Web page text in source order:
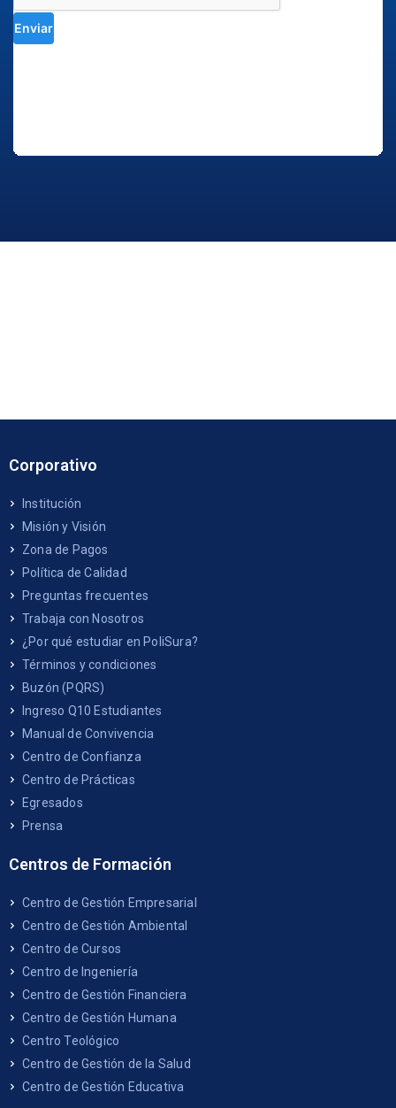
Corporativo
Institución
Misión y Visión
Zona de Pagos
Política de Calidad
Preguntas frecuentes
Trabaja con Nosotros
¿Por qué estudiar en PoliSura?
Términos y condiciones
Buzón (PQRS)
Ingreso Q10 Estudiantes
Manual de Convivencia
Centro de Confianza
Centro de Prácticas
Egresados
Prensa
Centros de Formación
Centro de Gestión Empresarial
Centro de Gestión Ambiental
Centro de Cursos
Centro de Ingeniería
Centro de Gestión Financiera
Centro de Gestión Humana
Centro Teológico
Centro de Gestión de la Salud
Centro de Gestión Educativa